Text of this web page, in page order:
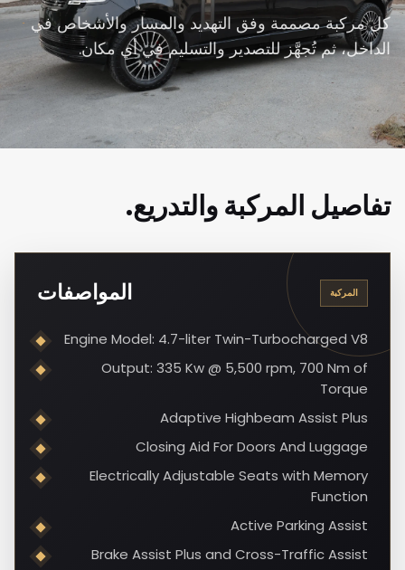
كل مركبة مصممة وفق التهديد والمسار والأشخاص في
الداخل، ثم تُجهَّز للتصدير والتسليم في أي مكان.
تفاصيل المركبة والتدريع.
المركبة المواصفات
Engine Model: 4.7-liter Twin-Turbocharged V8
Output: 335 Kw @ 5,500 rpm, 700 Nm of
Torque
Adaptive Highbeam Assist Plus
Closing Aid For Doors And Luggage
Electrically Adjustable Seats with Memory
Function
Active Parking Assist
Brake Assist Plus and Cross-Traffic Assist